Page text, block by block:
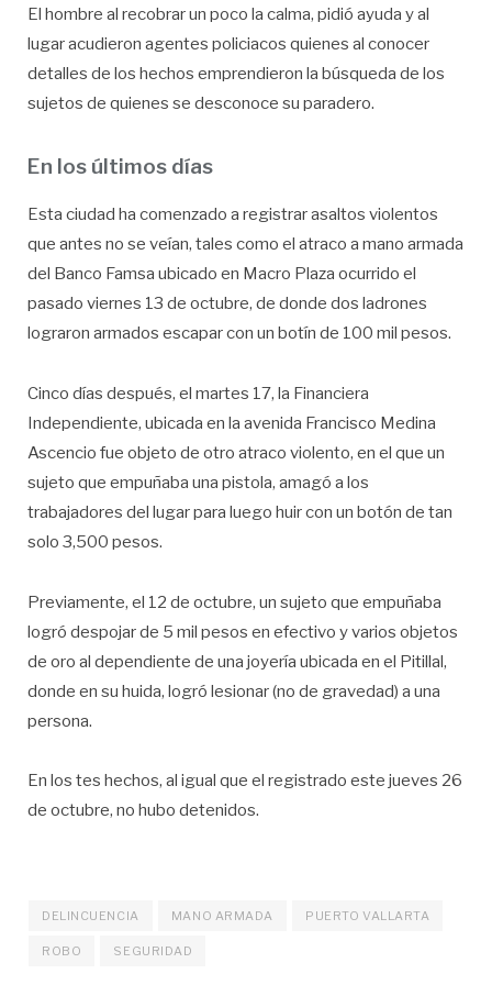
El hombre al recobrar un poco la calma, pidió ayuda y al
lugar acudieron agentes policiacos quienes al conocer
detalles de los hechos emprendieron la búsqueda de los
sujetos de quienes se desconoce su paradero.
En los últimos días
Esta ciudad ha comenzado a registrar asaltos violentos
que antes no se veían, tales como el atraco a mano armada
del Banco Famsa ubicado en Macro Plaza ocurrido el
pasado viernes 13 de octubre, de donde dos ladrones
lograron armados escapar con un botín de 100 mil pesos.
Cinco días después, el martes 17, la Financiera
Independiente, ubicada en la avenida Francisco Medina
Ascencio fue objeto de otro atraco violento, en el que un
sujeto que empuñaba una pistola, amagó a los
trabajadores del lugar para luego huir con un botón de tan
solo 3,500 pesos.
Previamente, el 12 de octubre, un sujeto que empuñaba
logró despojar de 5 mil pesos en efectivo y varios objetos
de oro al dependiente de una joyería ubicada en el Pitillal,
donde en su huida, logró lesionar (no de gravedad) a una
persona.
En los tes hechos, al igual que el registrado este jueves 26
de octubre, no hubo detenidos.
DELINCUENCIA MANO ARMADA PUERTO VALLARTA
ROBO SEGURIDAD